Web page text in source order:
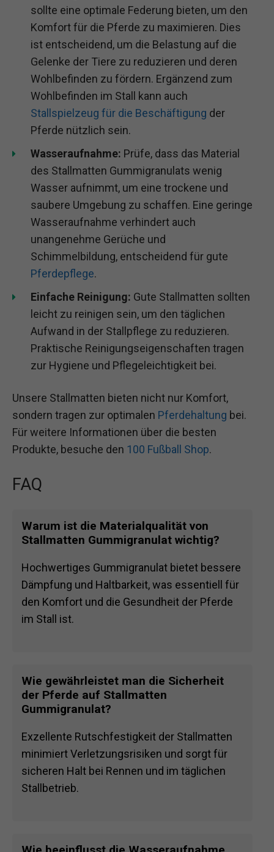
sollte eine optimale Federung bieten, um den
Komfort für die Pferde zu maximieren. Dies
ist entscheidend, um die Belastung auf die
Gelenke der Tiere zu reduzieren und deren
Wohlbefinden zu fördern. Ergänzend zum
Wohlbefinden im Stall kann auch
Stallspielzeug für die Beschäftigung der
Pferde nützlich sein.
Wasseraufnahme: Prüfe, dass das Material
des Stallmatten Gummigranulats wenig
Wasser aufnimmt, um eine trockene und
saubere Umgebung zu schaffen. Eine geringe
Wasseraufnahme verhindert auch
unangenehme Gerüche und
Schimmelbildung, entscheidend für gute
Pferdepflege.
Einfache Reinigung: Gute Stallmatten sollten
leicht zu reinigen sein, um den täglichen
Aufwand in der Stallpflege zu reduzieren.
Praktische Reinigungseigenschaften tragen
zur Hygiene und Pflegeleichtigkeit bei.
Unsere Stallmatten bieten nicht nur Komfort,
sondern tragen zur optimalen Pferdehaltung bei.
Für weitere Informationen über die besten
Produkte, besuche den 100 Fußball Shop.
FAQ
Warum ist die Materialqualität von
Stallmatten Gummigranulat wichtig?
Hochwertiges Gummigranulat bietet bessere
Dämpfung und Haltbarkeit, was essentiell für
den Komfort und die Gesundheit der Pferde
im Stall ist.
Wie gewährleistet man die Sicherheit
der Pferde auf Stallmatten
Gummigranulat?
Exzellente Rutschfestigkeit der Stallmatten
minimiert Verletzungsrisiken und sorgt für
sicheren Halt bei Rennen und im täglichen
Stallbetrieb.